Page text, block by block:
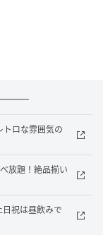
トロな雰囲気の
放題！絶品揃い
日祝は昼飲みで